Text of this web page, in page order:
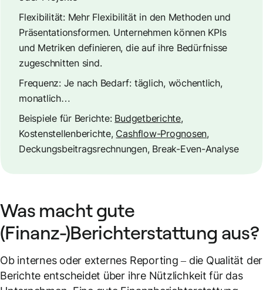
Flexibilität: Mehr Flexibilität in den Methoden und
Präsentationsformen. Unternehmen können KPIs
und Metriken definieren, die auf ihre Bedürfnisse
zugeschnitten sind.
Frequenz: Je nach Bedarf: täglich, wöchentlich,
monatlich…
Beispiele für Berichte: Budgetberichte,
Kostenstellenberichte, Cashflow-Prognosen,
Deckungsbeitragsrechnungen, Break-Even-Analyse
Was macht gute
(Finanz-)Berichterstattung aus?
Ob internes oder externes Reporting – die Qualität der
Berichte entscheidet über ihre Nützlichkeit für das